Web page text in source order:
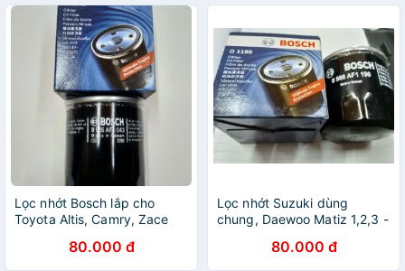
Lọc nhớt Bosch lắp cho
Toyota Altis, Camry, Zace
80.000 đ
Lọc nhớt Suzuki dùng
chung, Daewoo Matiz 1,2,3 -
0986AF119080.000 đ